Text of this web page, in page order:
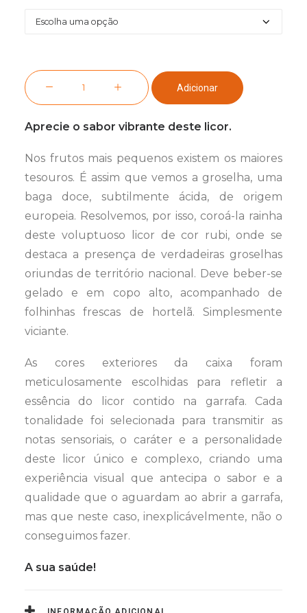
Quantidade
de
9
Groselha
Adicionar
Aprecie o sabor vibrante deste licor.
Nos frutos mais pequenos existem os maiores
tesouros. É assim que vemos a groselha, uma
baga doce, subtilmente ácida, de origem
europeia. Resolvemos, por isso, coroá-la rainha
deste voluptuoso licor de cor rubi, onde se
destaca a presença de verdadeiras groselhas
oriundas de território nacional. Deve beber-se
gelado e em copo alto, acompanhado de
folhinhas frescas de hortelã. Simplesmente
viciante.
As cores exteriores da caixa foram
meticulosamente escolhidas para refletir a
essência do licor contido na garrafa. Cada
tonalidade foi selecionada para transmitir as
notas sensoriais, o caráter e a personalidade
deste licor único e complexo, criando uma
experiência visual que antecipa o sabor e a
qualidade que o aguardam ao abrir a garrafa,
mas que neste caso, inexplicávelmente, não o
conseguimos fazer.
A sua saúde!